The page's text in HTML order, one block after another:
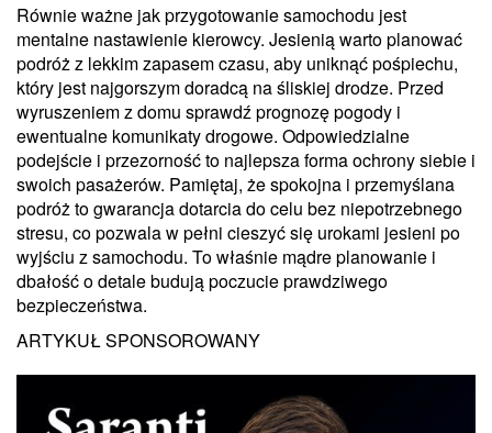
Równie ważne jak przygotowanie samochodu jest
mentalne nastawienie kierowcy. Jesienią warto planować
podróż z lekkim zapasem czasu, aby uniknąć pośpiechu,
który jest najgorszym doradcą na śliskiej drodze. Przed
wyruszeniem z domu sprawdź prognozę pogody i
ewentualne komunikaty drogowe. Odpowiedzialne
podejście i przezorność to najlepsza forma ochrony siebie i
swoich pasażerów. Pamiętaj, że spokojna i przemyślana
podróż to gwarancja dotarcia do celu bez niepotrzebnego
stresu, co pozwala w pełni cieszyć się urokami jesieni po
wyjściu z samochodu. To właśnie mądre planowanie i
dbałość o detale budują poczucie prawdziwego
bezpieczeństwa.
ARTYKUŁ SPONSOROWANY